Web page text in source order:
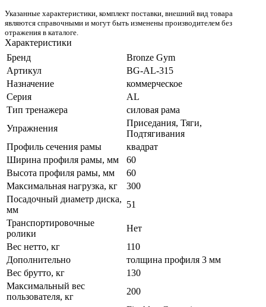
Указанные характеристики, комплект поставки, внешний вид товара
являются справочными и могут быть изменены производителем без
отражения в каталоге.
Характеристики
Бренд
Bronze Gym
Артикул
BG-AL-315
Назначение
коммерческое
Серия
AL
Тип тренажера
силовая рама
Упражнения
Приседания, Тяги,
Подтягивания
Профиль сечения рамы
квадрат
Ширина профиля рамы, мм
60
Высота профиля рамы, мм
60
Максимальная нагрузка, кг
300
Посадочный диаметр диска,
мм
51
Транспортировочные
ролики
Нет
Вес нетто, кг
110
Дополнительно
толщина профиля 3 мм
Вес брутто, кг
130
Максимальный вес
пользователя, кг
200